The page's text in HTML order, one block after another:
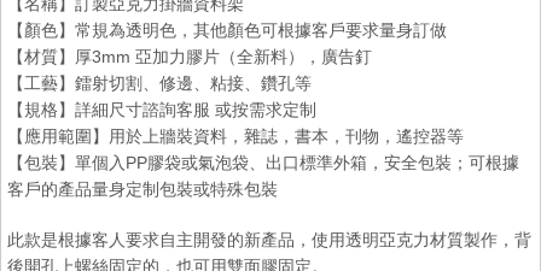
【顏色】常規為透明色，其他顏色可根據客戶要求量身訂做
【材質】厚3mm 亞加力膠片（全新料），廣告釘
【工藝】鐳射切割、修邊、粘接、鑽孔等
【規格】詳細尺寸諮詢客服 或按需求定制
【應用範圍】用於上牆裝資料，雜誌，書本，刊物，遙控器等
【包裝】單個入PP膠袋或氣泡袋、出口標準外箱，安全包裝；可根據
客戶的產品量身定制包裝或特殊包裝
此款是根據客人要求自主開發的新產品，使用透明亞克力材質製作，背
後開孔上螺絲固定的，也可用雙面膠固定。